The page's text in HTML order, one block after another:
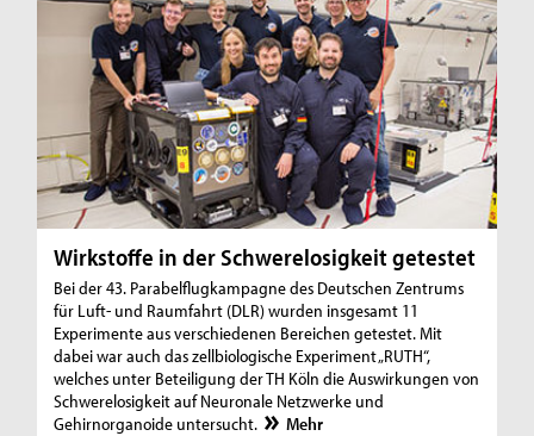
Wirkstoffe in der Schwerelosigkeit getestet
Bei der 43. Parabelflugkampagne des Deutschen Zentrums
für Luft- und Raumfahrt (DLR) wurden insgesamt 11
Experimente aus verschiedenen Bereichen getestet. Mit
dabei war auch das zellbiologische Experiment „RUTH“,
welches unter Beteiligung der TH Köln die Auswirkungen von
Schwerelosigkeit auf Neuronale Netzwerke und
Gehirnorganoide untersucht.
Mehr